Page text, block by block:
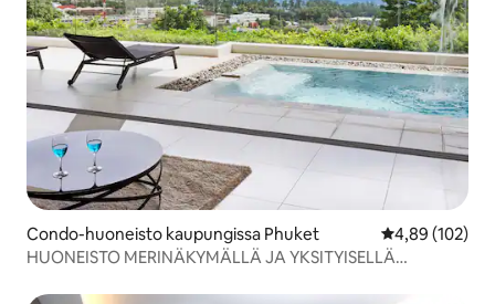
Condo-huoneisto kaupungissa Phuket
4,89 (102)
HUONEISTO MERINÄKYMÄLLÄ JA YKSITYISELLÄ